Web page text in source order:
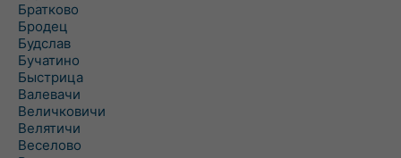
Братково
Бродец
Будслав
Бучатино
Быстрица
Валевачи
Величковичи
Велятичи
Веселово